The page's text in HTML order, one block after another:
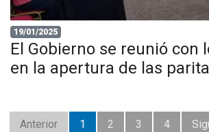
19/01/2025
El Gobierno se reunió con
en la apertura de las
Anterior 1 2 3 4